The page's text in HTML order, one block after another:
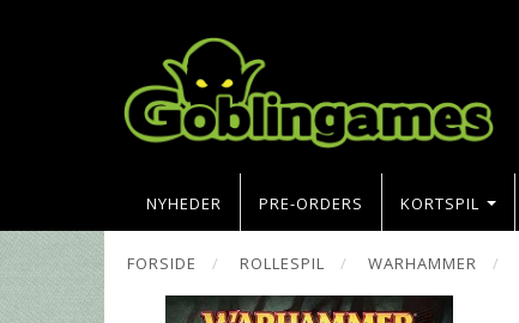
NYHEDER PRE-ORDERS KORTSPIL
FORSIDE ROLLESPIL WARHAMMER